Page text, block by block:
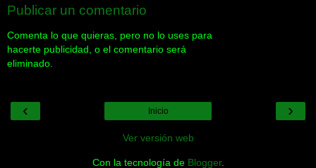
Publicar un comentario
Comenta lo que quieras, pero no lo uses para
hacerte publicidad, o el comentario será
eliminado.
‹ ›
Inicio
Ver versión web
Con la tecnología de Blogger.